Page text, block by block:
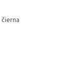
čierna